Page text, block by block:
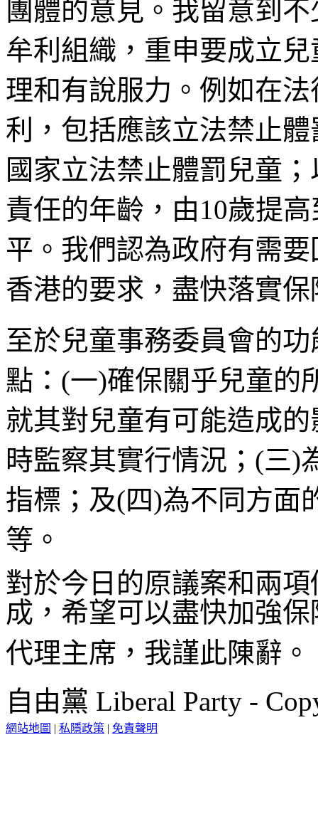
團體的意見。我留意到
牟利組織，重申要成立
理和有說服力。例如在
利，包括應該立法禁止
國家立法禁止體罰兒童
責任的年齡，由10歲提
平。我們認為政府有需
香港的要求，盡快落實
至於兒童事務委員會的
點：(一)確保關乎兒童的
就其對兒童有可能造成
時監察其實行情況；(三)
指標；及(四)為不同方面
等。
對於今日的原議案和兩
成，希望可以盡快加強
代理主席，我謹此陳辭。
自由黨 Liberal Party -
網站地圖 | 私隱政策 | 免責聲明